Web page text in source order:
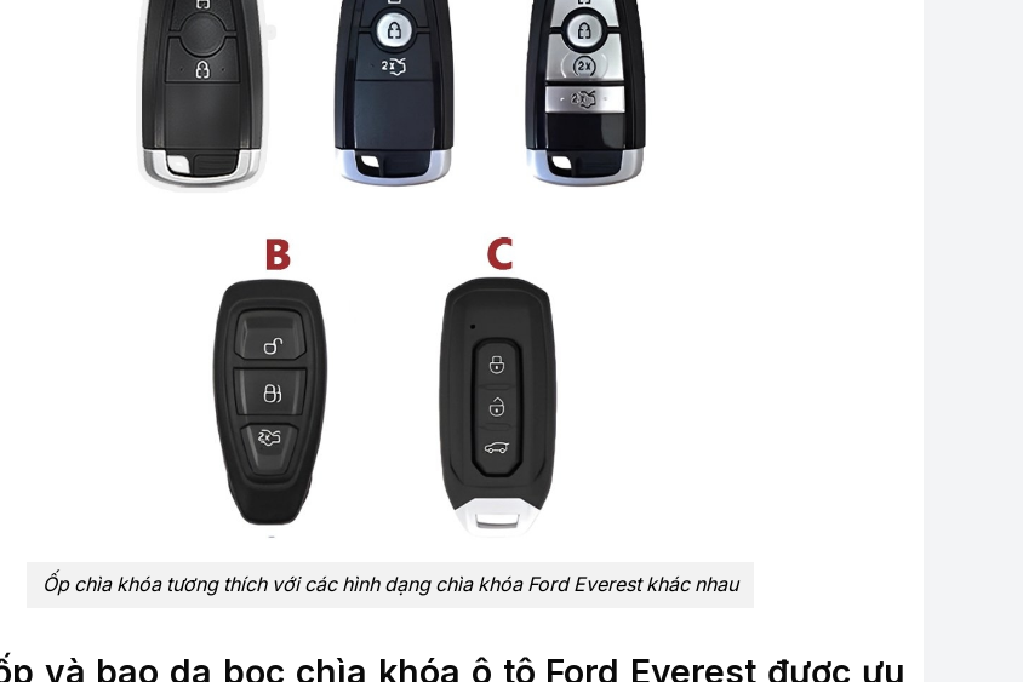
Ốp chìa khóa tương thích với các hình dạng chìa khóa Ford Everest khác nhau
và bao da bọc chìa khóa ô tô Ford Everest được ưu